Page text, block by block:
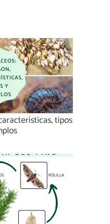
tipos